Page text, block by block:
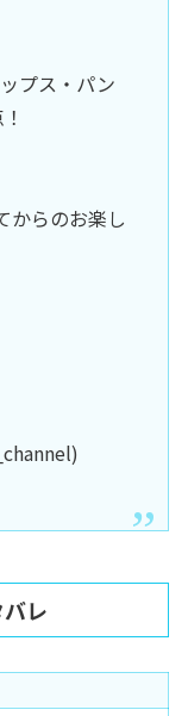
プス・パン
からのお楽し
レ